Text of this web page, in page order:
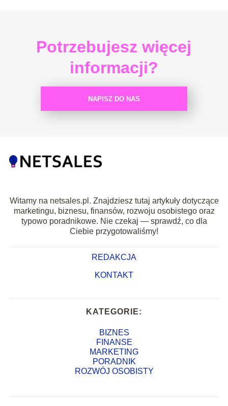
Potrzebujesz więcej
informacji?
NAPISZ DO NAS
Witamy na netsales.pl. Znajdziesz tutaj artykuły dotyczące
marketingu, biznesu, finansów, rozwoju osobistego oraz
typowo poradnikowe. Nie czekaj — sprawdź, co dla
Ciebie przygotowaliśmy!
REDAKCJA
KONTAKT
KATEGORIE:
BIZNES
FINANSE
MARKETING
PORADNIK
ROZWÓJ OSOBISTY